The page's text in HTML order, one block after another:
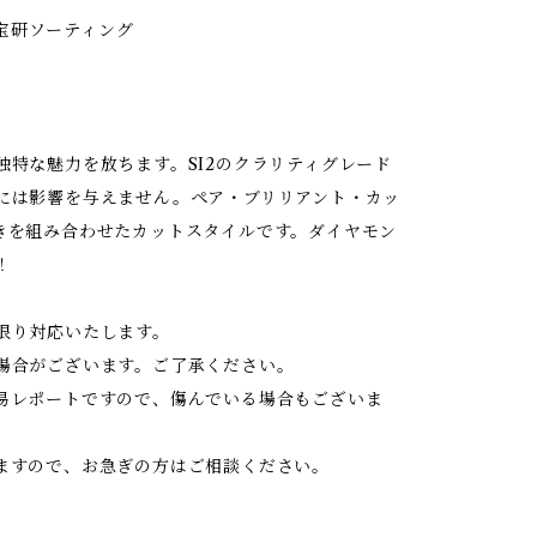
ソーティング
な魅力を放ちます。SI2のクラリティグレード
影響を与えません。ペア・ブリリアント・カッ
組み合わせたカットスタイルです。ダイヤモン
対応いたします。
がございます。ご了承ください。
ポートですので、傷んでいる場合もございま
ので、お急ぎの方はご相談ください。